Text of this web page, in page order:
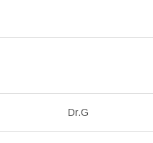
Dr.G